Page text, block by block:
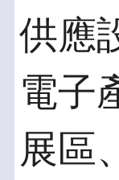
供應
電子
展區